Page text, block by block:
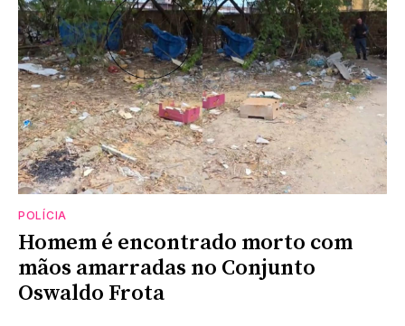
POLÍCIA
Homem é encontrado morto com
mãos amarradas no Conjunto
Oswaldo Frota